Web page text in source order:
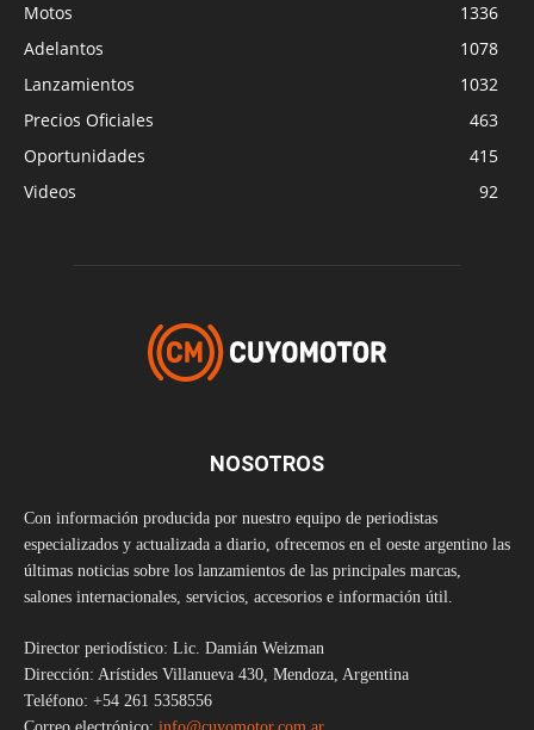
Motos
1336
Adelantos
1078
Lanzamientos
1032
Precios Oficiales
463
Oportunidades
415
Videos
92
NOSOTROS
Con información producida por nuestro equipo de periodistas
especializados y actualizada a diario, ofrecemos en el oeste argentino las
últimas noticias sobre los lanzamientos de las principales marcas,
salones internacionales, servicios, accesorios e información útil.
Director periodístico: Lic. Damián Weizman
Dirección: Arístides Villanueva 430, Mendoza, Argentina
Teléfono: +54 261 5358556